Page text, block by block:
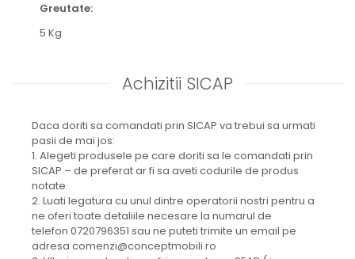
Greutate:
5 Kg
Achizitii SICAP
Daca doriti sa comandati prin SICAP va trebui sa urmati
pasii de mai jos:
1. Alegeti produsele pe care doriti sa le comandati prin
SICAP – de preferat ar fi sa aveti codurile de produs
notate
2. Luati legatura cu unul dintre operatorii nostri pentru a
ne oferi toate detaliile necesare la numarul de
telefon 0720796351 sau ne puteti trimite un email pe
adresa comenzi@conceptmobili.ro